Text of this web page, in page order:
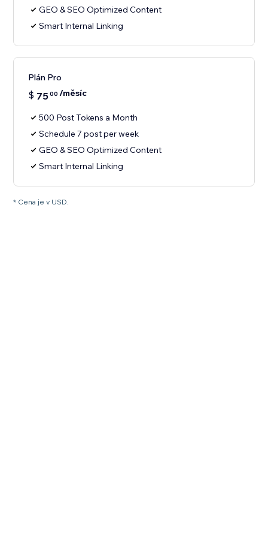
GEO & SEO Optimized Content
Smart Internal Linking
Plán Pro
$ 7500 /měsíc
500 Post Tokens a Month
Schedule 7 post per week
GEO & SEO Optimized Content
Smart Internal Linking
* Cena je v USD.